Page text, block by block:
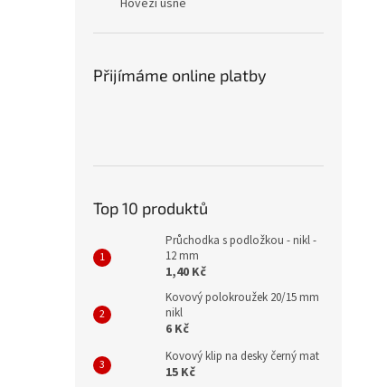
Hovězí usně
Přijímáme online platby
Top 10 produktů
Průchodka s podložkou - nikl -
12 mm
1,40 Kč
Kovový polokroužek 20/15 mm
nikl
6 Kč
Kovový klip na desky černý mat
15 Kč